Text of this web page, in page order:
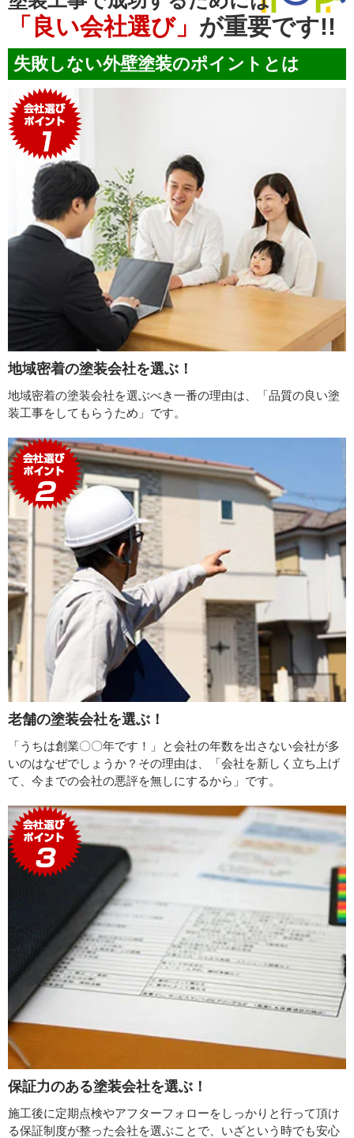
「良い会社選び」 が重要です!!
失敗しない外壁塗装のポイントとは
地域密着の塗装会社を選ぶ！
地域密着の塗装会社を選ぶべき一番の理由は、「品質の良い塗
装工事をしてもらうため」です。
老舗の塗装会社を選ぶ！
「うちは創業〇〇年です！」と会社の年数を出さない会社が多
いのはなぜでしょうか？その理由は、「会社を新しく立ち上げ
て、今までの会社の悪評を無しにするから」です。
保証力のある塗装会社を選ぶ！
施工後に定期点検やアフターフォローをしっかりと行って頂け
る保証制度が整った会社を選ぶことで、いざという時でも安心